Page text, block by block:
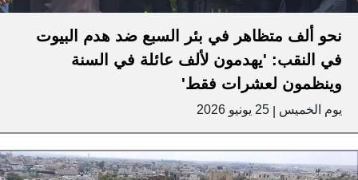
نحو ألف متظاهر في بئر السبع ضد هدم البيوت
في النقب: 'يهدمون لألف عائلة في السنة
وينظمون لعشرات فقط'
يوم الخميس 25 يونيو 2026